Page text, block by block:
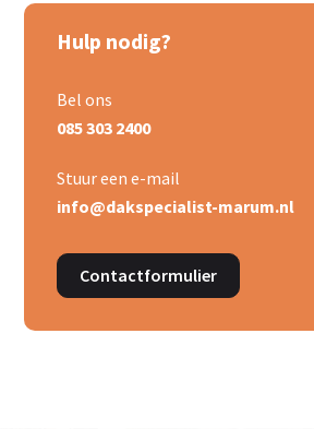
Hulp nodig?
Bel ons
085 303 2400
Stuur een e-mail
info@dakspecialist-marum.nl
Contactformulier